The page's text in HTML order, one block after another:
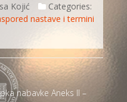
Kojić
Categories:
nastave i termini
nabavke Aneks II –